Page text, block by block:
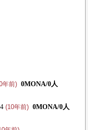
年前) 0MONA/0人
(10年前) 0MONA/0人